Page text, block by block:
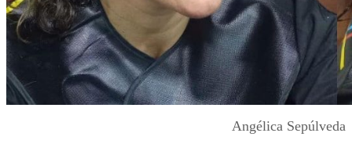
Angélica Sepúlveda